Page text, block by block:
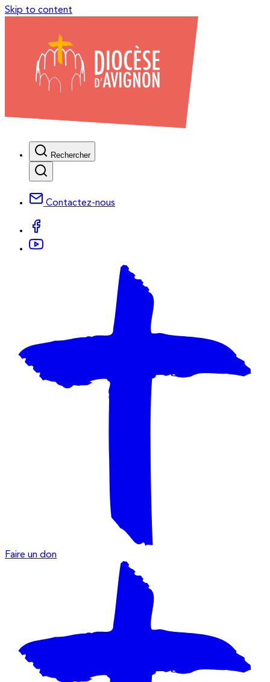
Skip to content
Rechercher
Contactez-nous
Faire un don